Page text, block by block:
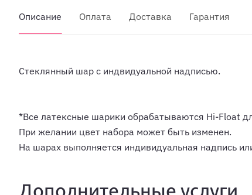
Описание Оплата Доставка Гарантия
Стеклянный шар с индвидуальной надписью.
*Все латексные шарики обрабатываются Hi-Float
При желании цвет набора может быть изменен.
На шарах выполняется индивидуальная надпись